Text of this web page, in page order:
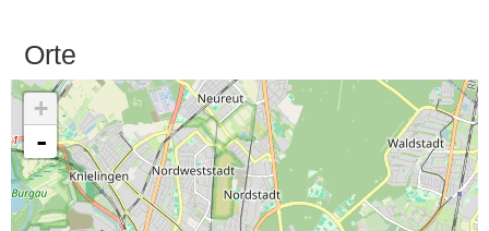
Orte
+
-